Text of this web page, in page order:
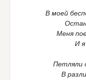
В моей
Меня
И
Петляли
В